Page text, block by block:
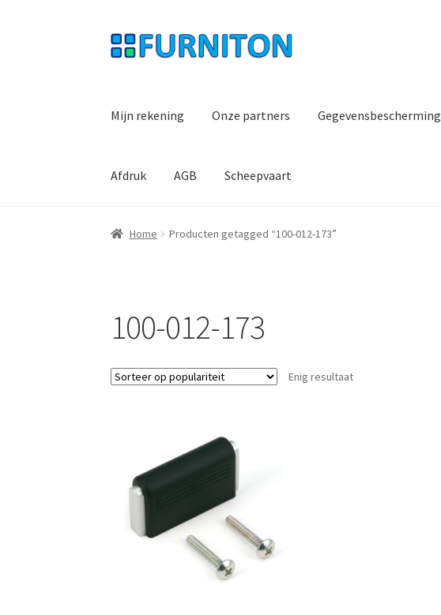
Ga
door
Ga
naar
Mijn rekening Onze partners Gegevensbescherming
Afdruk AGB Scheepvaart
Home Producten getagged “100-012-173”
100-012-173
Enig resultaat